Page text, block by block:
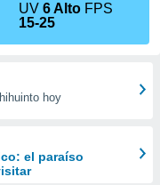
UV6 Alto FPS
15-25
hoy
el paraíso